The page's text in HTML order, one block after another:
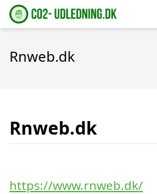
Rnweb.dk
Rnweb.dk
https://www.rnweb.dk/